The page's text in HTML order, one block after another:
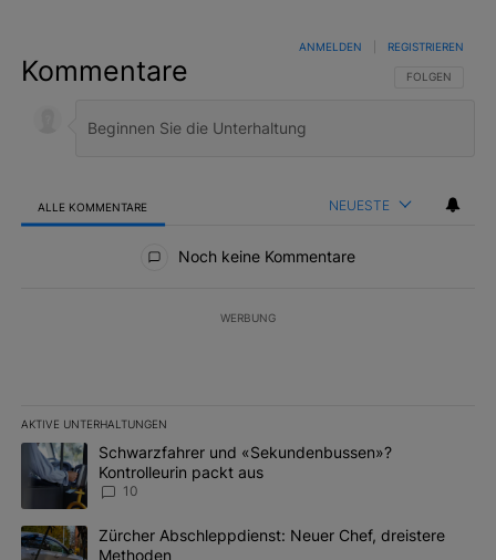
Kommentare FOLGE DIESER
FOLGEN
ANMELDEN REGISTRIEREN
ALLE KOMMENTARE NEUESTE
Noch keine Kommentare
WERBUNG
AKTIVE UNTERHALTUNGEN
Das Folgende ist eine Liste der am meisten kommentierten
Ein Trendartikel mit dem Titel "Schwarzfahrer und
Schwarzfahrer und «Sekundenbussen»?
Kontrolleurin packt aus
10
Ein Trendartikel mit dem Titel "Zürcher Abschleppdienst: Neuer
Zürcher Abschleppdienst: Neuer Chef, dreistere
Methoden